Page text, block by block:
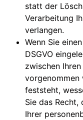
statt der
Verarbeitung
verlangen.
Wenn Sie
DSGVO
zwischen
vorgenommen
feststeht,
Sie das Recht,
Ihrer